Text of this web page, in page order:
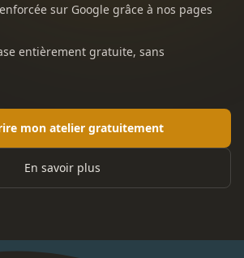
sur Google grâce à nos pages
entièrement gratuite, sans
mon atelier gratuitement
En savoir plus